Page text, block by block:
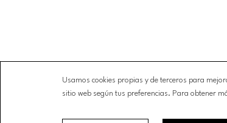
Usamos cookies propias y de terceros para
sitio web según tus preferencias. Para obtener